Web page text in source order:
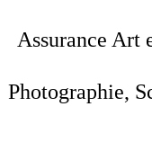
Assurance Art
Photographie,